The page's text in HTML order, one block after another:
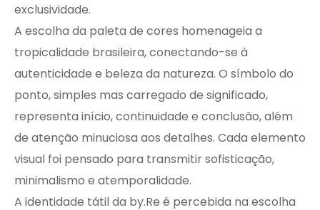
exclusividade.
​A escolha da paleta de cores homenageia a
tropicalidade brasileira, conectando-se à
autenticidade e beleza da natureza. O símbolo do
ponto, simples mas carregado de significado,
representa início, continuidade e conclusão, além
de atenção minuciosa aos detalhes. Cada elemento
visual foi pensado para transmitir sofisticação,
minimalismo e atemporalidade.
A identidade tátil da by.Re é percebida na escolha